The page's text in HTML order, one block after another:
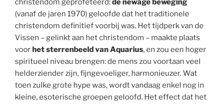
christendom geprofeteerd:de newage beweging
(vanaf de jaren 1970) geloofde dat het traditionele
christendom definitief voorbij was. Het tijdperk van de
Vissen – gelinkt aan het christendom – maakte plaats
voorhet sterrenbeeld van Aquarius, en zou een hoger
spiritueel niveau brengen: de mens zou voortaan veel
helderziender zijn, fijngevoeliger, harmonieuzer. Wat
toen zulke grote hype was, wordt vandaag enkel nog in
kleine, esoterische groepen geloofd. Het effect dat het